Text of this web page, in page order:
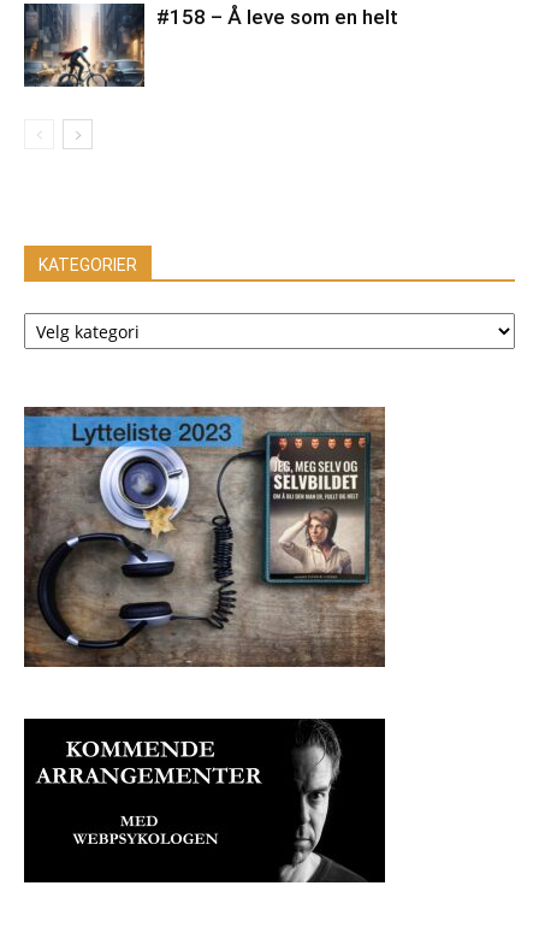
#158 – Å leve som en helt
KATEGORIER
KATEGORIER